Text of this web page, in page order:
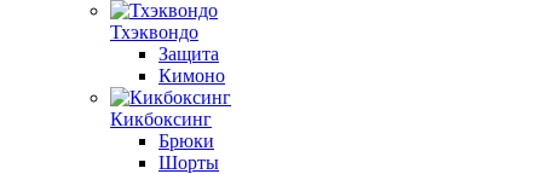
Тхэквондо
Защита
Кимоно
Кикбоксинг
Брюки
Шорты